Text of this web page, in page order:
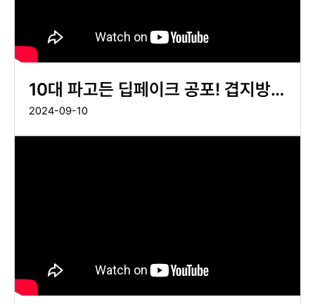
10대 파고든 딥페이크 공포! 겹지방
처벌 가능할까?
2024-09-10